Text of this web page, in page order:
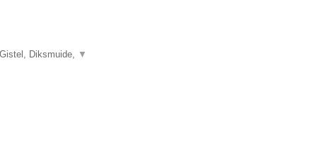
Diksmuide, ▼